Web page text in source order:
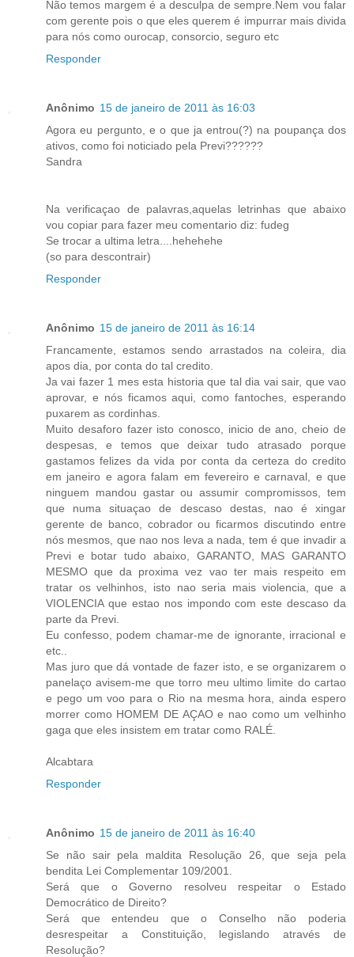
Não temos margem é a desculpa de sempre.Nem vou falar
com gerente pois o que eles querem é impurrar mais divida
para nós como ourocap, consorcio, seguro etc
Responder
Anônimo 15 de janeiro de 2011 às 16:03
Agora eu pergunto, e o que ja entrou(?) na poupança dos
ativos, como foi noticiado pela Previ??????
Sandra
Na verificaçao de palavras,aquelas letrinhas que abaixo
vou copiar para fazer meu comentario diz: fudeg
Se trocar a ultima letra....hehehehe
(so para descontrair)
Responder
Anônimo 15 de janeiro de 2011 às 16:14
Francamente, estamos sendo arrastados na coleira, dia
apos dia, por conta do tal credito.
Ja vai fazer 1 mes esta historia que tal dia vai sair, que vao
aprovar, e nós ficamos aqui, como fantoches, esperando
puxarem as cordinhas.
Muito desaforo fazer isto conosco, inicio de ano, cheio de
despesas, e temos que deixar tudo atrasado porque
gastamos felizes da vida por conta da certeza do credito
em janeiro e agora falam em fevereiro e carnaval, e que
ninguem mandou gastar ou assumir compromissos, tem
que numa situaçao de descaso destas, nao é xingar
gerente de banco, cobrador ou ficarmos discutindo entre
nós mesmos, que nao nos leva a nada, tem é que invadir a
Previ e botar tudo abaixo, GARANTO, MAS GARANTO
MESMO que da proxima vez vao ter mais respeito em
tratar os velhinhos, isto nao seria mais violencia, que a
VIOLENCIA que estao nos impondo com este descaso da
parte da Previ.
Eu confesso, podem chamar-me de ignorante, irracional e
etc..
Mas juro que dá vontade de fazer isto, e se organizarem o
panelaço avisem-me que torro meu ultimo limite do cartao
e pego um voo para o Rio na mesma hora, ainda espero
morrer como HOMEM DE AÇAO e nao como um velhinho
gaga que eles insistem em tratar como RALÉ.
Alcabtara
Responder
Anônimo 15 de janeiro de 2011 às 16:40
Se não sair pela maldita Resolução 26, que seja pela
bendita Lei Complementar 109/2001.
Será que o Governo resolveu respeitar o Estado
Democrático de Direito?
Será que entendeu que o Conselho não poderia
desrespeitar a Constituição, legislando através de
Resolução?